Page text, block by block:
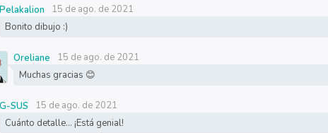
Pelakalion 15 de ago. de 2021
Bonito dibujo :)
Oreliane 15 de ago. de 2021
Muchas gracias 😊
G-SUS 15 de ago. de 2021
Cuánto detalle... ¡Está genial!